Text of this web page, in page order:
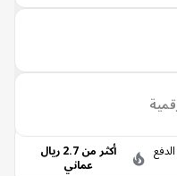
أكثر من 2.7 ريال